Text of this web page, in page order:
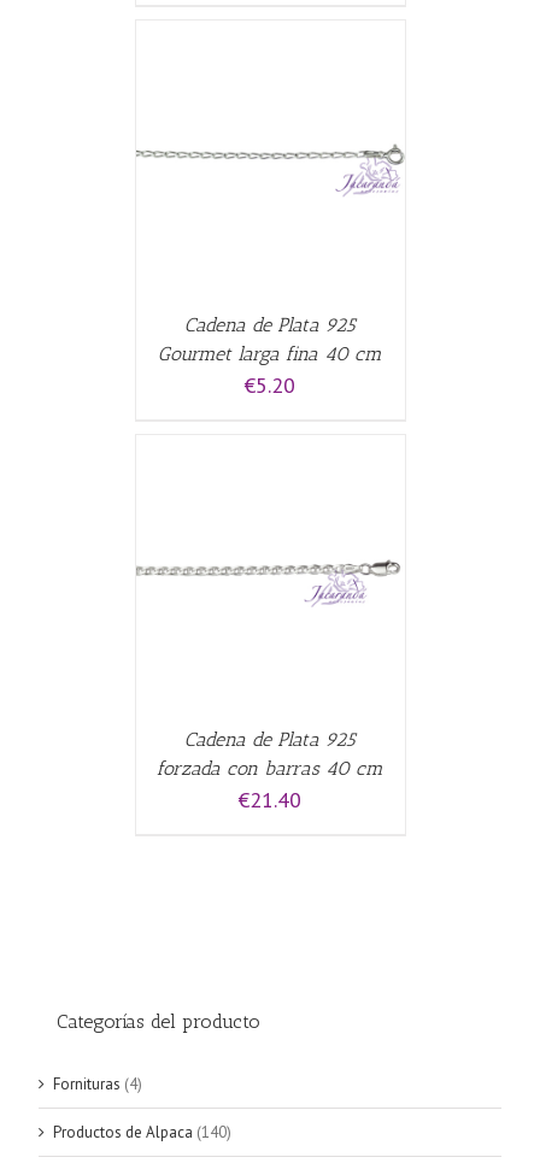
Cadena de Plata 925
Gourmet larga fina 40 cm
€5.20
Cadena de Plata 925
forzada con barras 40 cm
€21.40
Categorías del producto
Fornituras (4)
Productos de Alpaca (140)